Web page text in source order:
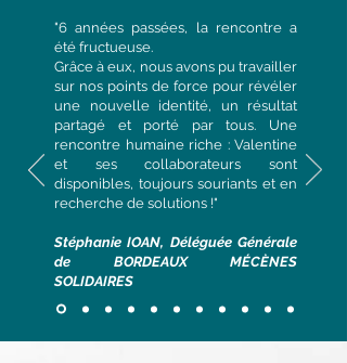
"6 années passées, la rencontre a
été fructueuse.
Grâce à eux, nous avons pu travailler
sur nos points de force pour révéler
une nouvelle identité, un résultat
partagé et porté par tous. Une
rencontre humaine riche : Valentine
et ses collaborateurs sont
disponibles, toujours souriants et en
recherche de solutions !"
Stéphanie IOAN, Déléguée Générale
de BORDEAUX MÉCÈNES
SOLIDAIRES